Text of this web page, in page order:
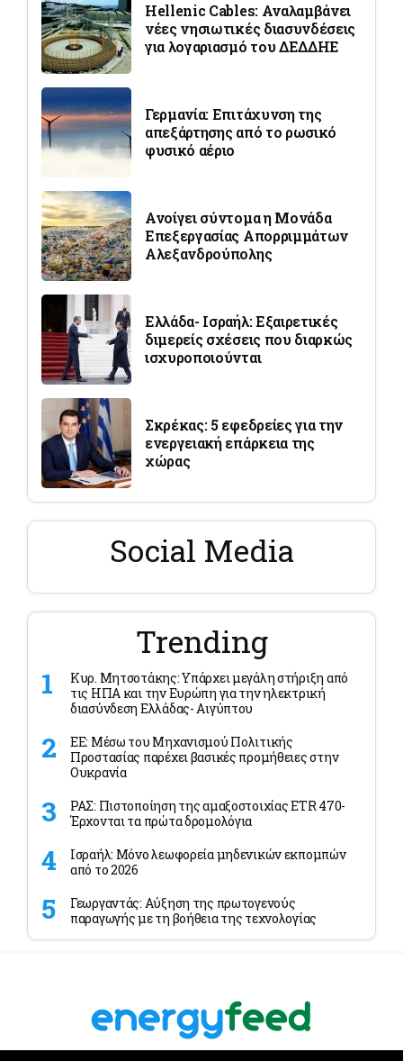
Hellenic Cables: Αναλαμβάνει
νέες νησιωτικές διασυνδέσεις
για λογαριασμό του ΔΕΔΔΗΕ
Γερμανία: Επιτάχυνση της
απεξάρτησης από το ρωσικό
φυσικό αέριο
Ανοίγει σύντομα η Μονάδα
Επεξεργασίας Απορριμμάτων
Αλεξανδρούπολης
Ελλάδα- Ισραήλ: Εξαιρετικές
διμερείς σχέσεις που διαρκώς
ισχυροποιούνται
Σκρέκας: 5 εφεδρείες για την
ενεργειακή επάρκεια της
χώρας
Social Media
Trending
Κυρ. Μητσοτάκης: Υπάρχει μεγάλη στήριξη από
τις ΗΠΑ και την Ευρώπη για την ηλεκτρική
διασύνδεση Ελλάδας- Αιγύπτου
ΕΕ: Μέσω του Μηχανισμού Πολιτικής
Προστασίας παρέχει βασικές προμήθειες στην
Ουκρανία
ΡΑΣ: Πιστοποίηση της αμαξοστοιχίας ETR 470-
Έρχονται τα πρώτα δρομολόγια
Ισραήλ: Μόνο λεωφορεία μηδενικών εκπομπών
από το 2026
Γεωργαντάς: Αύξηση της πρωτογενούς
παραγωγής με τη βοήθεια της τεχνολογίας